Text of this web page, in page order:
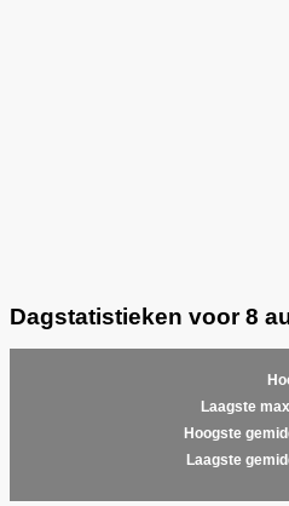
Dagstatistieken voor 8
Laagste
Hoogste
Laagste